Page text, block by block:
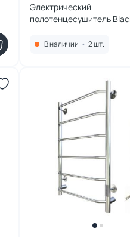
Электрический
полотенцесушитель
В наличии • 2 шт.